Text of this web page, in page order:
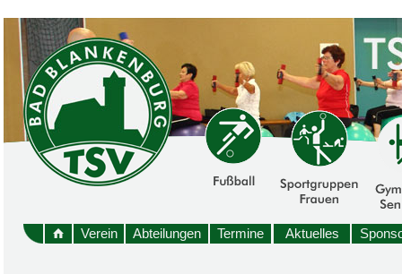
Verein Abteilungen Termine Aktuelles